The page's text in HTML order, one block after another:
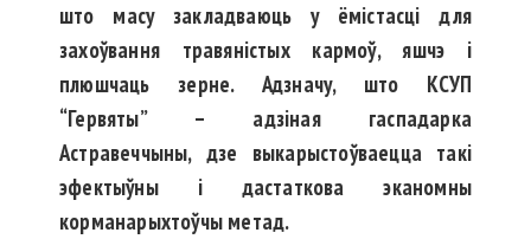
што масу закладваюць у ёмістасці для
захоўвання травяністых кармоў, яшчэ і
плюшчаць зерне. Адзначу, што КСУП
“Гервяты” – адзіная гаспадарка
Астравеччыны, дзе выкарыстоўваецца такі
эфектыўны і дастаткова эканомны
корманарыхтоўчы метад.